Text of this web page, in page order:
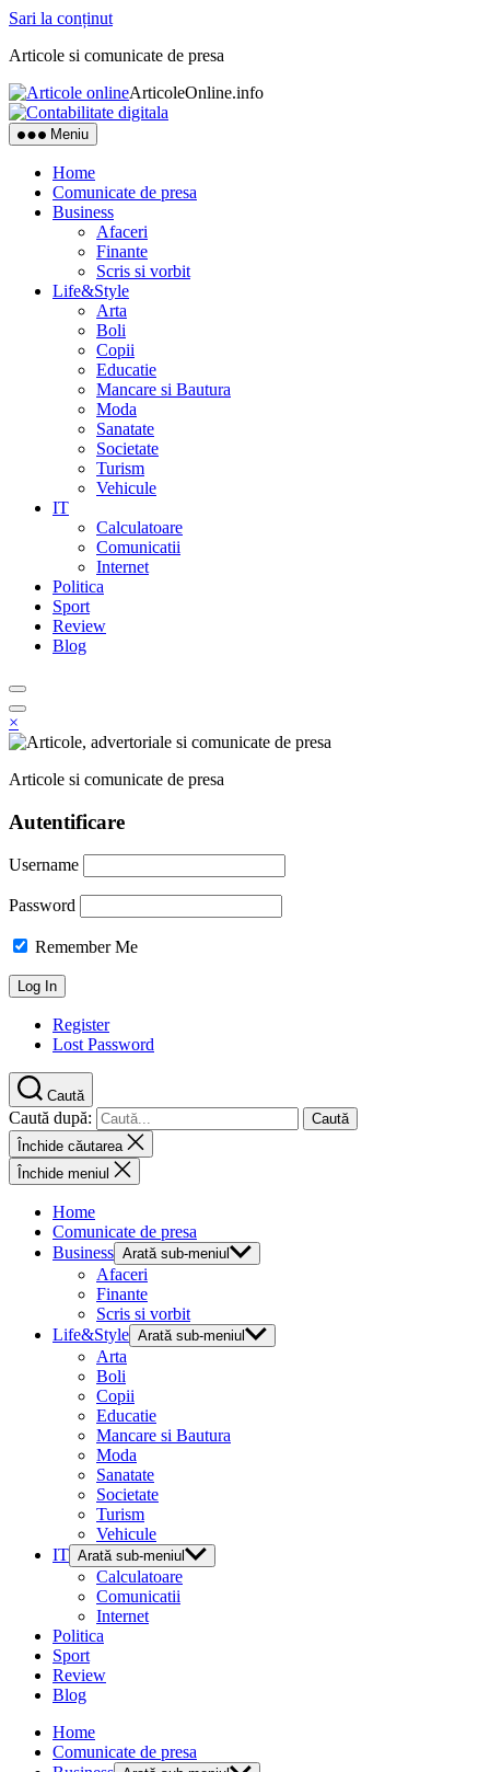
Sari la conținut
Articole si comunicate de presa
ArticoleOnline.info
Meniu
Home
Comunicate de presa
Business
Afaceri
Finante
Scris si vorbit
Life&Style
Arta
Boli
Copii
Educatie
Mancare si Bautura
Moda
Sanatate
Societate
Turism
Vehicule
IT
Calculatoare
Comunicatii
Internet
Politica
Sport
Review
Blog
×
Articole si comunicate de presa
Autentificare
Username
Password
Remember Me
Register
Lost Password
Caută
Caută după:
Închide căutarea
Închide meniul
Home
Comunicate de presa
Business Arată sub-meniul
Afaceri
Finante
Scris si vorbit
Life&Style Arată sub-meniul
Arta
Boli
Copii
Educatie
Mancare si Bautura
Moda
Sanatate
Societate
Turism
Vehicule
IT Arată sub-meniul
Calculatoare
Comunicatii
Internet
Politica
Sport
Review
Blog
Home
Comunicate de presa